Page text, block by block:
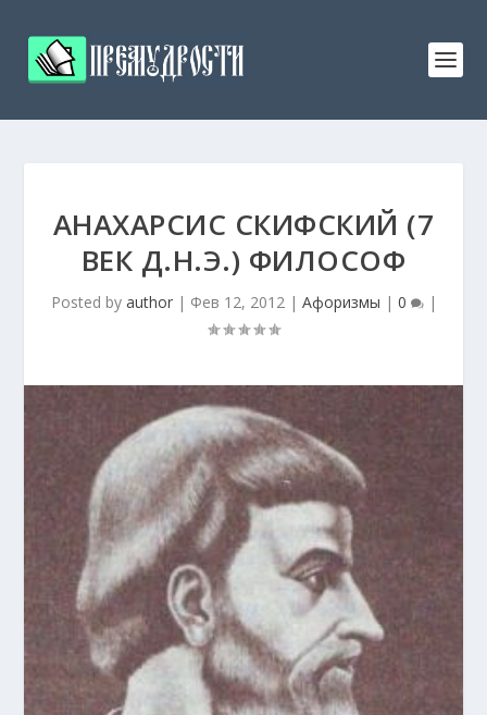
АНАХАРСИС СКИФСКИЙ (7
ВЕК Д.Н.Э.) ФИЛОСОФ
Posted by author| Фев 12, 2012| Афоризмы | 0 |